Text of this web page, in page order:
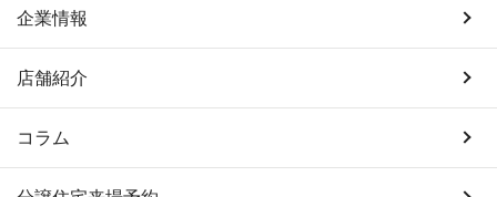
企業情報
店舗紹介
コラム